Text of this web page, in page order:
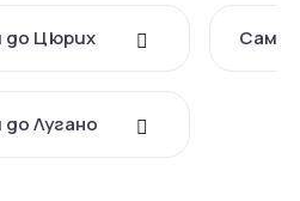
до Цюрих
Лугано